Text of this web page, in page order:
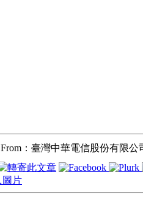
From：臺灣中華電信股份有限公